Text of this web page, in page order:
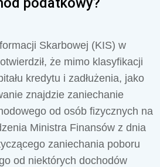
Skarbowej (KIS) w
że mimo klasyfikacji
kredytu i zadłużenia, jako
znajdzie zaniechanie
od osób fizycznych na
Ministra Finansów z dnia
zaniechania poboru
od niektórych dochodów